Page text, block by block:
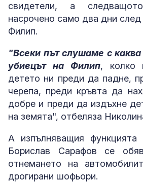
свидетели, а
насрочено само два дни
Филип.
"Всеки път слушаме с каква
убиецът на Филип, колко
детето ни преди да падне,
черепа, преди кръвта да
добре и преди да издъхне
на земята", отбеляза
А изпълняващия функцията
Борислав Сарафов се
отнемането на
дрогирани шофьори.